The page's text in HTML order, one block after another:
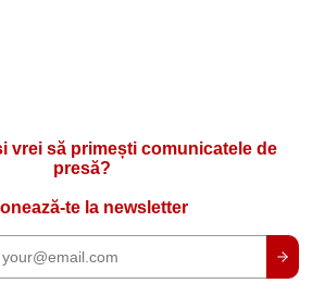
vrei să primești comunicatele de
presă?
te la newsletter